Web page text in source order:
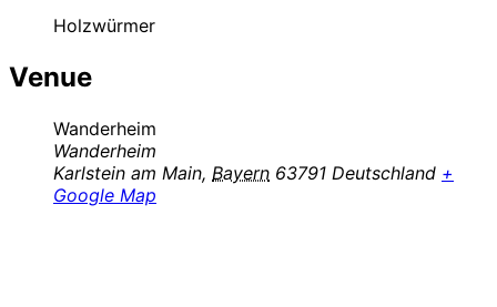
Holzwürmer
Venue
Wanderheim
Wanderheim
Karlstein am Main, Bayern 63791 Deutschland +
Google Map